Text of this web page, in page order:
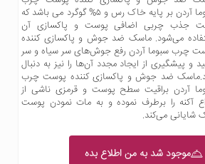
سبوما آردن بر پایه خاک رس و ۵% گوگرد می باشد که
جذب چربی اضافی پوست و پاکسازی آن
می‌شود. ماسک ضد جوش و پاکسازی کننده
چرب سبوما آردن رفع جوش‌های سر سیاه و سر
و پیشگیری از ایجاد مجدد آن‌ها را نیز به دنبال
ضد جوش و پاکسازی کننده پوست چرب
آردن براقیت سطح پوست و قرمزی ناشی از
آکنه را برطرف نموده و به مات نمودن پوست
شایانی می‌کند.
موجود شد به من اطلاع بده